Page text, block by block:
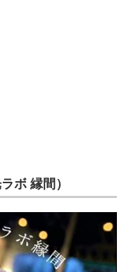
ボ 縁間）